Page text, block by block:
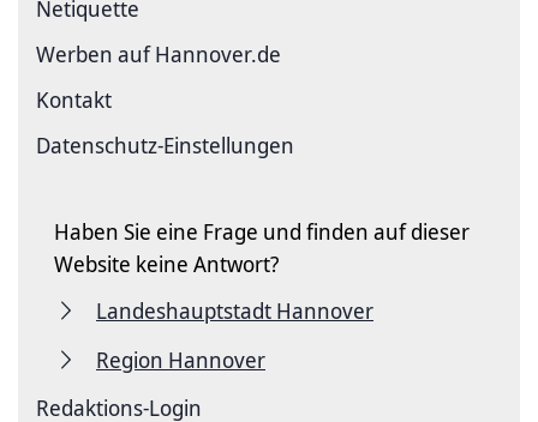
Netiquette
Werben auf Hannover.de
Kontakt
Datenschutz-Einstellungen
Haben Sie eine Frage und finden auf dieser
Website keine Antwort?
Landeshauptstadt Hannover
Region Hannover
Redaktions-Login